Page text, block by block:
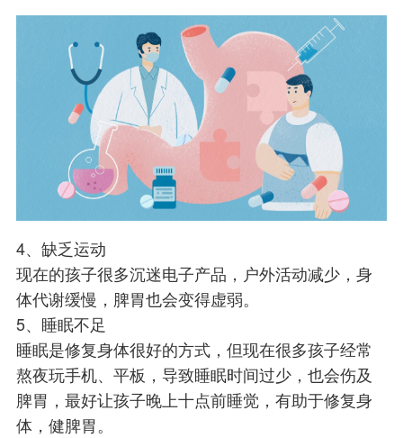
4、缺乏运动
现在的孩子很多沉迷电子产品，户外活动减少，身
体代谢缓慢，脾胃也会变得虚弱。
5、睡眠不足
睡眠是修复身体很好的方式，但现在很多孩子经常
熬夜玩手机、平板，导致睡眠时间过少，也会伤及
脾胃，最好让孩子晚上十点前睡觉，有助于修复身
体，健脾胃。